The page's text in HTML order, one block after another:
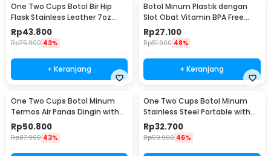
One Two Cups Botol Bir Hip
Flask Stainless Leather 7oz
with Shot Glass
Rp43.800
Rp75.900 43%
+ Keranjang
Botol Minum Plastik dengan
Slot Obat Vitamin BPA Free
600ml - 830
Rp27.100
Rp51.900 48%
+ Keranjang
One Two Cups Botol Minum
Termos Air Panas Dingin with
Cup Head 500ml - SUS304
Rp50.800
Rp87.900 43%
One Two Cups Botol Minum
Stainless Steel Portable with
Carabiner 750ml - GBD
Rp32.700
Rp59.900 46%